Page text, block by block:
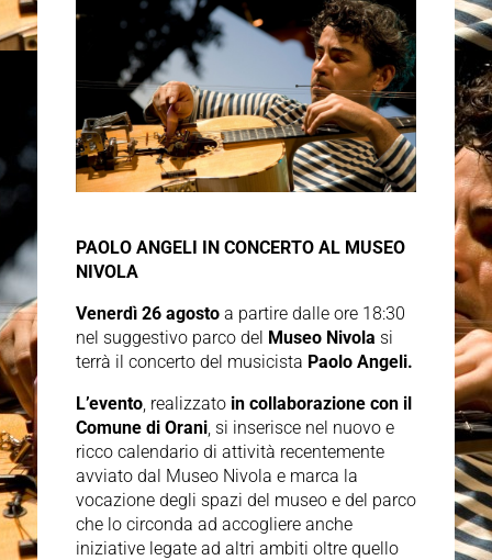
PAOLO ANGELI IN CONCERTO AL MUSEO
NIVOLA
Venerdì 26 agostoa partire dalle ore 18:30
nel suggestivo parco del Museo Nivola si
terrà il concerto del musicista Paolo Angeli.
L’evento, realizzato in collaborazione con il
Comune di Orani, si inserisce nel nuovo e
ricco calendario di attività recentemente
avviato dal Museo Nivola e marca la
vocazione degli spazi del museo e del parco
che lo circonda ad accogliere anche
iniziative legate ad altri ambiti oltre quello